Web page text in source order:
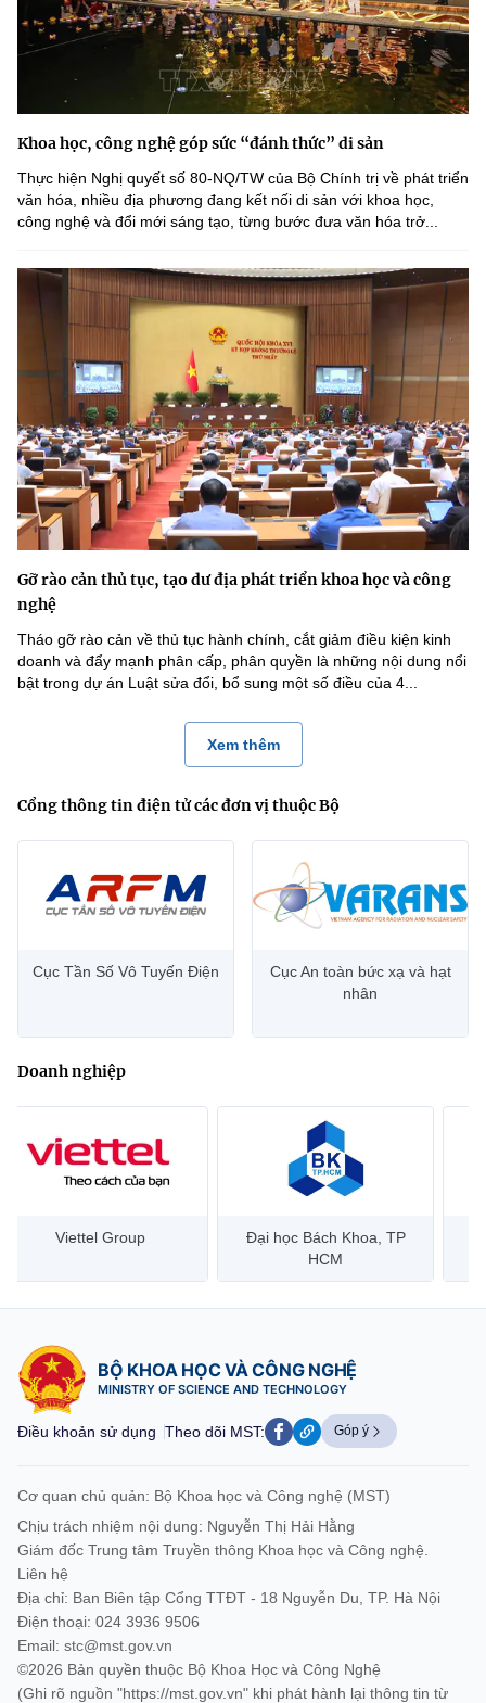
Khoa học, công nghệ góp sức “đánh thức” di sản
Thực hiện Nghị quyết số 80-NQ/TW của Bộ Chính trị về phát triển
văn hóa, nhiều địa phương đang kết nối di sản với khoa học,
công nghệ và đổi mới sáng tạo, từng bước đưa văn hóa trở...
Gỡ rào cản thủ tục, tạo dư địa phát triển khoa học và công
nghệ
Tháo gỡ rào cản về thủ tục hành chính, cắt giảm điều kiện kinh
doanh và đẩy mạnh phân cấp, phân quyền là những nội dung nổi
bật trong dự án Luật sửa đổi, bổ sung một số điều của 4...
Xem thêm
Cổng thông tin điện tử các đơn vị thuộc Bộ
Cục Tần Số Vô Tuyến Điện
Cục An toàn bức xạ và hạt
nhân
Doanh nghiệp
Viettel Group
Đại học Bách Khoa, TP
HCM
BỘ KHOA HỌC VÀ CÔNG NGHỆ
MINISTRY OF SCIENCE AND TECHNOLOGY
Điều khoản sử dụng Theo dõi MST: Góp ý
Cơ quan chủ quản: Bộ Khoa học và Công nghệ (MST)
Chịu trách nhiệm nội dung: Nguyễn Thị Hải Hằng
Giám đốc Trung tâm Truyền thông Khoa học và Công nghệ.
Liên hệ
Địa chỉ: Ban Biên tập Cổng TTĐT - 18 Nguyễn Du, TP. Hà Nội
Điện thoại: 024 3936 9506
Email: stc@mst.gov.vn
©2026 Bản quyền thuộc Bộ Khoa Học và Công Nghệ
(Ghi rõ nguồn "https://mst.gov.vn" khi phát hành lại thông tin từ